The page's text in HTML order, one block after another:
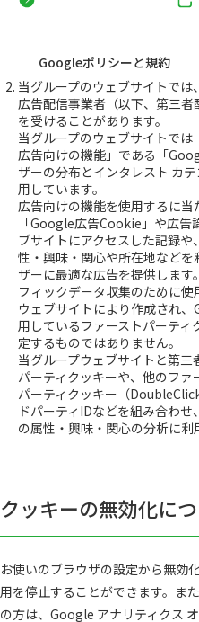
Googleポリシーと規約
当グループのウェブサイトで
広告配信事業者（以下、第三
を受けることがあります。
当グループのウェブサイトで
広告向けの機能」である「
ザーの分布とインタレスト カ
用しています。
広告向けの機能を使用するに当
「Google広告Cookie」や広告
ブサイトにアクセスした記録
性・興味・関心や所在地など
ザーに最適な広告を提供します
フィックデータ収集のために
ウェブサイトにより作成され
用しているファーストパーテ
定するものではありません。
当グループウェブサイトと第三
パーティクッキーや、他のファ
パーティクッキー（
ドパーティIDなどを組み合わ
の属性・興味・関心の分析に利
クッキーの無効化に
お使いのブラウザの設定から無効
用を停止することができます。ま
の方は、Google アナリティクス